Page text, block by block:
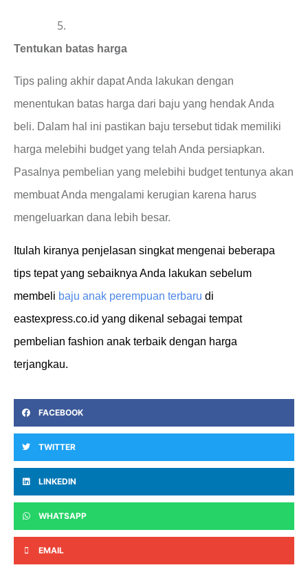
Tentukan batas harga
Tips paling akhir dapat Anda lakukan dengan
menentukan batas harga dari baju yang hendak Anda
beli. Dalam hal ini pastikan baju tersebut tidak memiliki
harga melebihi budget yang telah Anda persiapkan.
Pasalnya pembelian yang melebihi budget tentunya akan
membuat Anda mengalami kerugian karena harus
mengeluarkan dana lebih besar.
Itulah kiranya penjelasan singkat mengenai beberapa
tips tepat yang sebaiknya Anda lakukan sebelum
membeli baju anak perempuan terbaru di
eastexpress.co.id yang dikenal sebagai tempat
pembelian fashion anak terbaik dengan harga
terjangkau.
FACEBOOK
TWITTER
LINKEDIN
WHATSAPP
EMAIL